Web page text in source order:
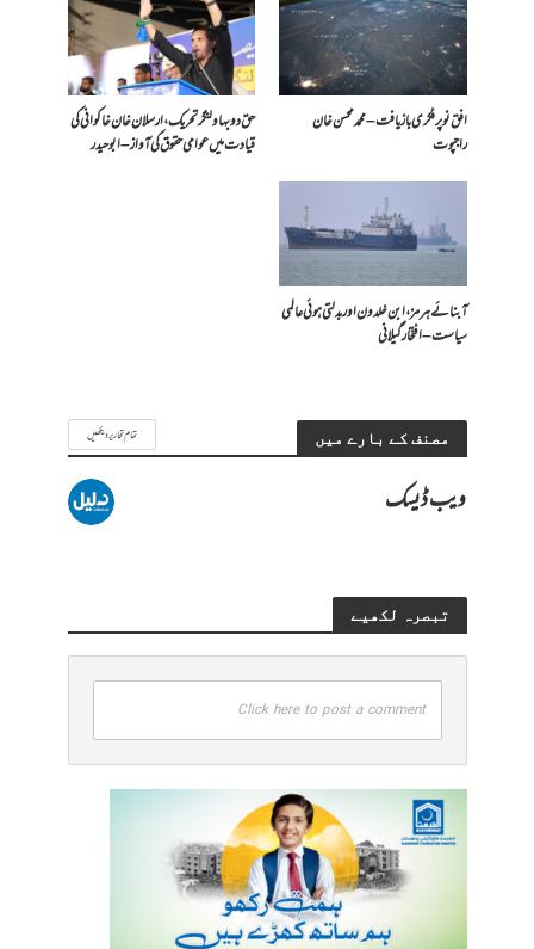
افق نو پر فکری بازیافت – محمد محسن خان
راجپوت
حق دو بہاولنگر تحریک، ارسلان خان خاکوانی کی
قیادت میں عوامی حقوق کی آواز – ابو حیدر
آبنائے ہرمز، ابن خلدون اور بدلتی ہوئی عالمی
سیاست – افتخار گیلانی
مصنف کے بارے میں تمام تحاریر دیکھیں
ویب ڈیسک
تبصرہ لکھیے
Click here to post a comment